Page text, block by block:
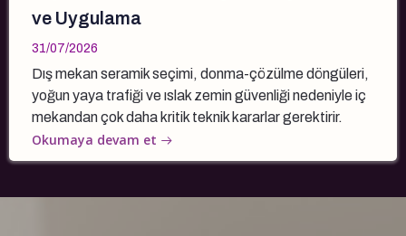
ve Uygulama
31/07/2026
Dış mekan seramik seçimi, donma-çözülme döngüleri,
yoğun yaya trafiği ve ıslak zemin güvenliği nedeniyle iç
mekandan çok daha kritik teknik kararlar gerektirir.
Okumaya devam et